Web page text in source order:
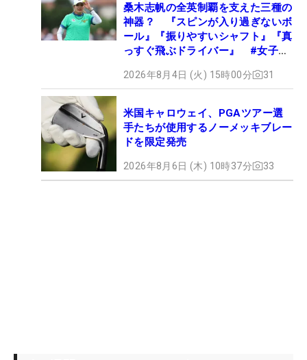
桑木志帆の全英制覇を支えた三種の
神器？ 『スピンが入り過ぎないボ
ール』『振りやすいシャフト』『真
っすぐ飛ぶドライバー』 #女子プ
2026年8月4日 (火) 15時00分 31
米国キャロウェイ、PGAツアー選
手たちが使用するノーメッキブレー
ドを限定発売
2026年8月6日 (木) 10時37分 33